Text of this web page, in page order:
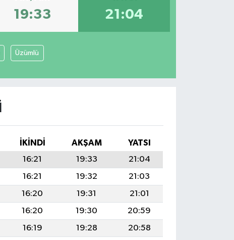
19:33 21:04
Üzümlü
İKINDI AKŞAM
YATSI
16:21 19:33
21:04
16:21 19:32
21:03
16:20 19:31
21:01
16:20 19:30
20:59
16:19 19:28
20:58